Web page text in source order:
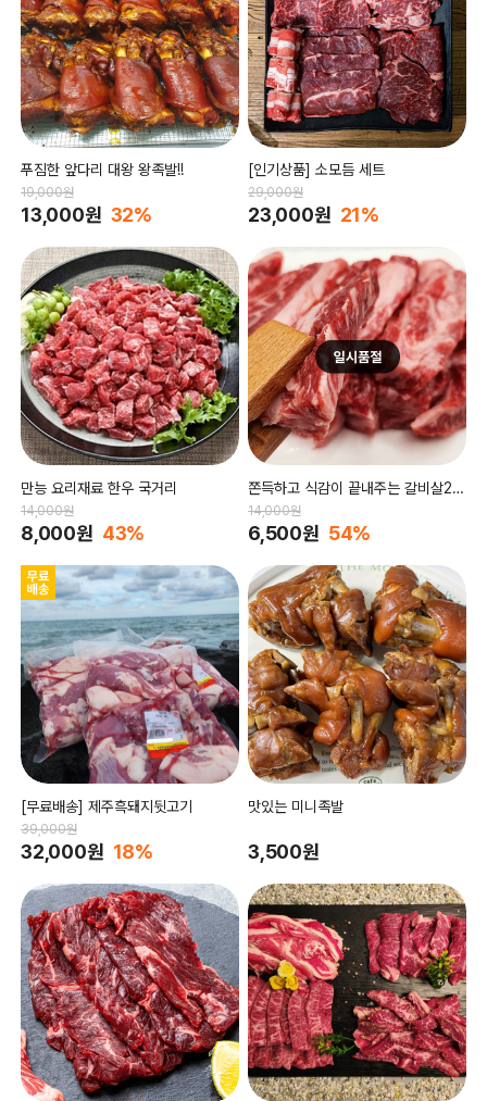
푸짐한 앞다리 대왕 왕족발!!
19,000원
13,000원 32%
[인기상품] 소모듬 세트
29,000원
23,000원 21%
만능 요리재료 한우 국거리
14,000원
8,000원 43%
쫀득하고 식감이 끝내주는 갈비살20
0g
14,000원
6,500원 54%
[무료배송] 제주흑돼지뒷고기
39,000원
32,000원 18%
맛있는 미니족발
3,500원